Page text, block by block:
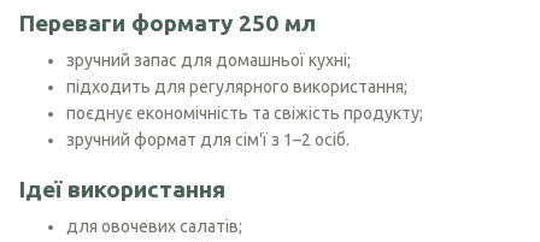
Переваги формату 250 мл
зручний запас для домашньої кухні;
підходить для регулярного використання;
поєднує економічність та свіжість продукту;
зручний формат для сім'ї з 1–2 осіб.
Ідеї використання
для овочевих салатів;